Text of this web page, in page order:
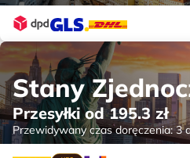
Stany
Przesyłki od195.3zł
Przewidywany czas doręczenia:3